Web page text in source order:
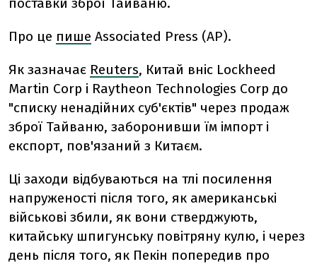
Про це пише Associated Press (AP).
Як зазначає Reuters, Китай вніс Lockheed
Martin Corp і Raytheon Technologies Corp до
"списку ненадійних суб'єктів" через продаж
зброї Тайваню, заборонивши їм імпорт і
експорт, пов'язаний з Китаєм.
Ці заходи відбуваються на тлі посилення
напруженості після того, як американські
військові збили, як вони стверджують,
китайську шпигунську повітряну кулю, і через
день після того, як Пекін попередив про